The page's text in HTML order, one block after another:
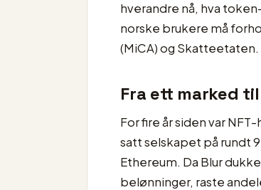
hverandre nå, hva
norske brukere må
(MiCA) og Skatteetaten.
Fra ett marked
For fire år siden var
satt selskapet på rundt
Ethereum. Da Blur
belønninger, raste